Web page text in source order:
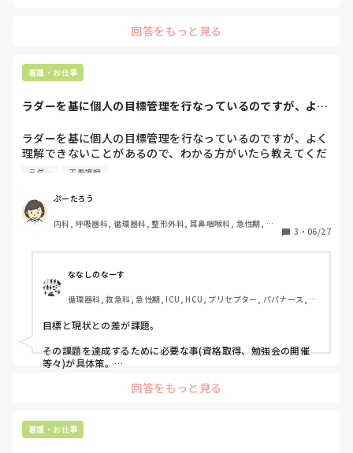
回答をもっと見る
看護・お仕事
ラダーを基に個人の目標管理を行なっているのですが、よく
ラダーを基に個人の目標管理を行なっているのですが、よく
理解できないことがあるので、わかる方がいたら教えてくだ
さい。目標値の書き方と、目標値の意味。
すが、記入すると同じ様な感じになってしまい、段々分から
なくなってきました。分かりやすく教えていただきたいで
ラダー 正看護師
ぷーたろう
内科, 呼吸器科, 循環器科, 整形外科, 耳鼻咽喉科, 急性期, 病
3 ・ 06/27
ななしのなーす
循環器科, 救急科, 急性期, ICU, HCU, プリセプター, パパナース, リ
目標と現状との差が課題。
その課題を達成するために必要な事(資格取得、勉強会の開催
等々)が具体策。
その具体策をいつまでにやるのか、時系列で表したものがプロ
ですかね？
記入にあたっての書き方などはありませんでしょうか？そちら
回答をもっと見る
看護・お仕事